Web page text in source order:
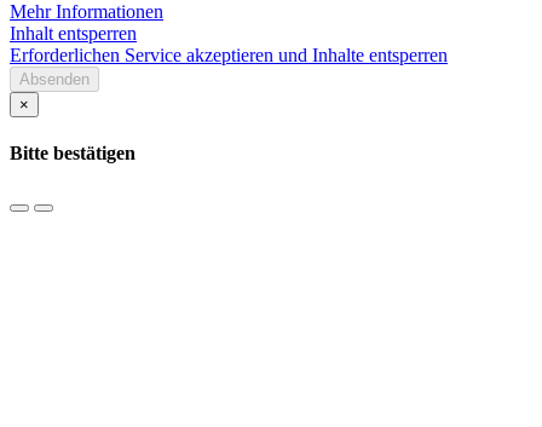
Mehr Informationen
Inhalt entsperren
Erforderlichen Service akzeptieren und Inhalte entsperren
Absenden
×
Bitte bestätigen